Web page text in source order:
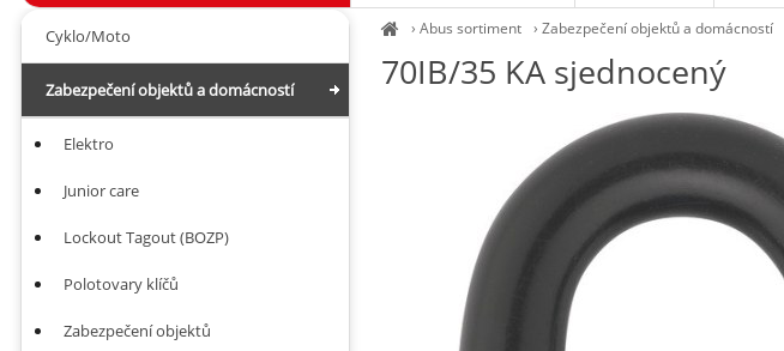
›Abus sortiment ›Zabezpečení objektů a domácností
70IB/35 KA sjednocený
Cyklo/Moto
Zabezpečení objektů a domácností
Elektro
Junior care
Lockout Tagout (BOZP)
Polotovary klíčů
Zabezpečení objektů